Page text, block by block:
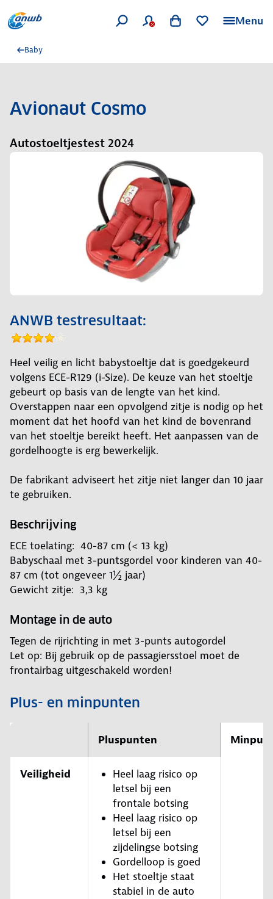
Menu
Baby
Avionaut Cosmo
Autostoeltjestest 2024
ANWB testresultaat:
Heel veilig en licht babystoeltje dat is goedgekeurd
volgens ECE-R129 (i-Size). De keuze van het stoeltje
gebeurt op basis van de lengte van het kind.
Overstappen naar een opvolgend zitje is nodig op het
moment dat het hoofd van het kind de bovenrand
van het stoeltje bereikt heeft. Het aanpassen van de
gordelhoogte is erg bewerkelijk.
De fabrikant adviseert het zitje niet langer dan 10 jaar
te gebruiken.
Beschrijving
ECE toelating: 40-87 cm (< 13 kg)
Babyschaal met 3-puntsgordel voor kinderen van 40-
87 cm (tot ongeveer 1½ jaar)
Gewicht zitje: 3,3 kg
Montage in de auto
Tegen de rijrichting in met 3-punts autogordel
Let op: Bij gebruik op de passagiersstoel moet de
frontairbag uitgeschakeld worden!
Plus- en minpunten
Pluspunten
Veiligheid
Heel laag risico op
letsel bij een
frontale botsing
Heel laag risico op
letsel bij een
zijdelingse botsing
Gordelloop is goed
Het stoeltje staat
stabiel in de auto